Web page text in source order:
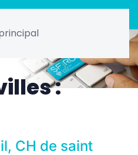
guides : DES, Master 2, Villes
:
CH de saint